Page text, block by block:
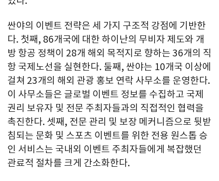
싼야의 이벤트 전략은 세 가지 구조적 강점에 기반한
다. 첫째, 86개국에 대한 하이난의 무비자 제도와 개
방 항공 정책이 28개 해외 목적지로 향하는 36개의 직
항 국제노선을 실현한다. 둘째, 싼야는 10개국 이상에
걸쳐 23개의 해외 관광 홍보 연락 사무소를 운영한다.
이 사무소들은 글로벌 이벤트 정보를 수집하고 국제
권리 보유자 및 전문 주최자들과의 직접적인 협력을
촉진한다. 셋째, 전문 관리 및 보장 메커니즘으로 뒷받
침되는 문화 및 스포츠 이벤트를 위한 전용 원스톱 승
인 서비스는 국내외 이벤트 주최자들에게 복잡했던
관료적 절차를 크게 간소화한다.